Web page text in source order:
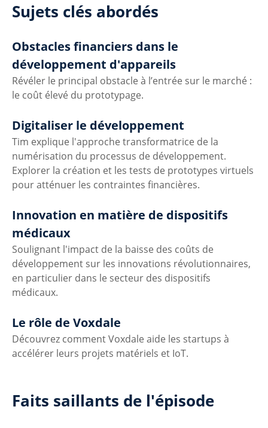
Sujets clés abordés
Obstacles financiers dans le
développement d'appareils
Révéler le principal obstacle à l’entrée sur le marché :
le coût élevé du prototypage.
Digitaliser le développement
Tim explique l'approche transformatrice de la
numérisation du processus de développement.
Explorer la création et les tests de prototypes virtuels
pour atténuer les contraintes financières.
Innovation en matière de dispositifs
médicaux
Soulignant l'impact de la baisse des coûts de
développement sur les innovations révolutionnaires,
en particulier dans le secteur des dispositifs
médicaux.
Le rôle de Voxdale
Découvrez comment Voxdale aide les startups à
accélérer leurs projets matériels et IoT.
Faits saillants de l'épisode